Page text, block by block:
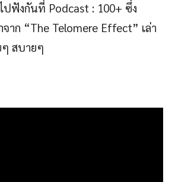
ไปฟังกันที่ Podcast : 100+ ซึ่ง
าก “The Telomere Effect” เล่า
ๆ สบายๆ